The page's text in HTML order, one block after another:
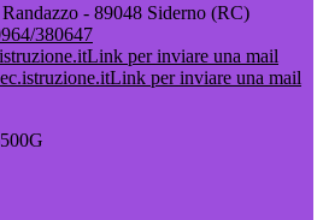
- 89048 Siderno (RC)
380647
Link per inviare una mail
Link per inviare una mail